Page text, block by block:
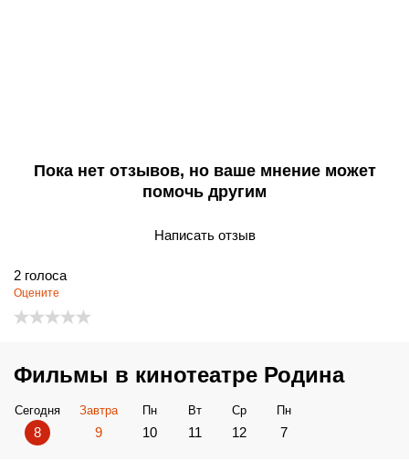
Пока нет отзывов, но ваше мнение может
помочь другим
Написать отзыв
2 голоса
Оцените
Фильмы в кинотеатре Родина
Сегодня
8
Завтра
9
Пн
10
Вт
11
Ср
12
Пн
7